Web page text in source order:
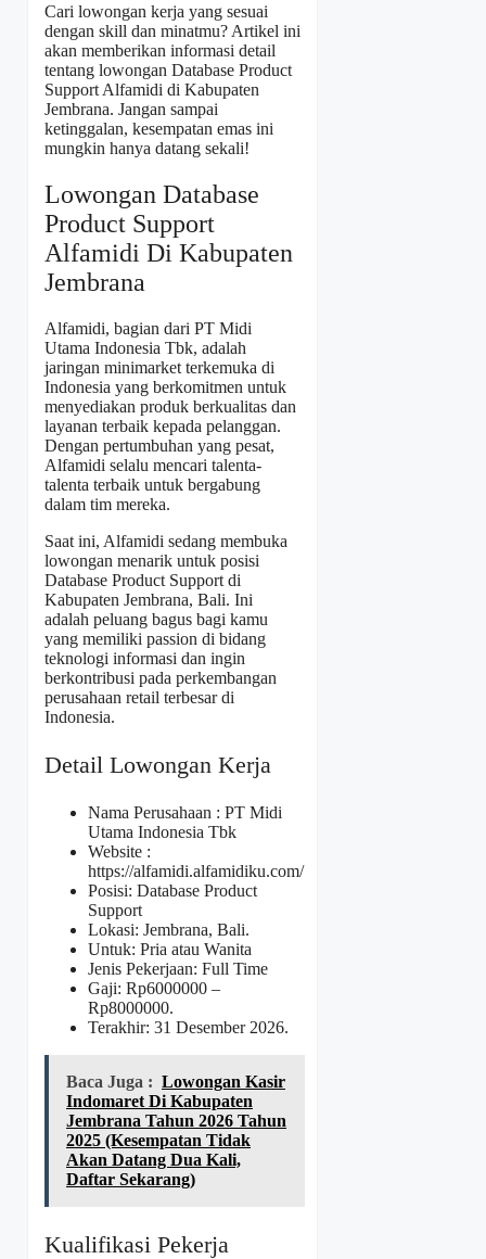
Cari lowongan kerja yang sesuai
dengan skill dan minatmu? Artikel ini
akan memberikan informasi detail
tentang lowongan Database Product
Support Alfamidi di Kabupaten
Jembrana. Jangan sampai
ketinggalan, kesempatan emas ini
mungkin hanya datang sekali!
Lowongan Database
Product Support
Alfamidi Di Kabupaten
Jembrana
Alfamidi, bagian dari PT Midi
Utama Indonesia Tbk, adalah
jaringan minimarket terkemuka di
Indonesia yang berkomitmen untuk
menyediakan produk berkualitas dan
layanan terbaik kepada pelanggan.
Dengan pertumbuhan yang pesat,
Alfamidi selalu mencari talenta-
talenta terbaik untuk bergabung
dalam tim mereka.
Saat ini, Alfamidi sedang membuka
lowongan menarik untuk posisi
Database Product Support di
Kabupaten Jembrana, Bali. Ini
adalah peluang bagus bagi kamu
yang memiliki passion di bidang
teknologi informasi dan ingin
berkontribusi pada perkembangan
perusahaan retail terbesar di
Indonesia.
Detail Lowongan Kerja
Nama Perusahaan : PT Midi
Utama Indonesia Tbk
Website :
https://alfamidi.alfamidiku.com/
Posisi: Database Product
Support
Lokasi: Jembrana, Bali.
Untuk: Pria atau Wanita
Jenis Pekerjaan: Full Time
Gaji: Rp6000000 –
Rp8000000.
Terakhir: 31 Desember 2026.
Baca Juga : Lowongan Kasir
Indomaret Di Kabupaten
Jembrana Tahun 2026 Tahun
2025 (Kesempatan Tidak
Akan Datang Dua Kali,
Daftar Sekarang)
Kualifikasi Pekerja